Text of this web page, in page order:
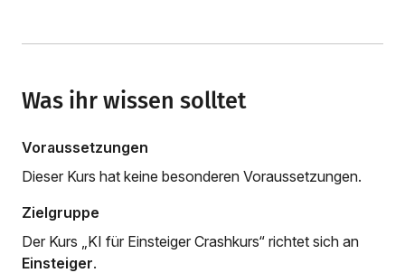
Was ihr wissen solltet
Voraussetzungen
Dieser Kurs hat keine besonderen Voraussetzungen.
Zielgruppe
Der Kurs „KI für Einsteiger Crashkurs“ richtet sich an
Einsteiger.